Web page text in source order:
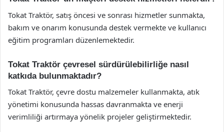
Tokat Traktör, satış öncesi ve sonrası hizmetler sunmakta,
bakım ve onarım konusunda destek vermekte ve kullanıcı
eğitim programları düzenlemektedir.
Tokat Traktör çevresel sürdürülebilirliğe nasıl
katkıda bulunmaktadır?
Tokat Traktör, çevre dostu malzemeler kullanmakta, atık
yönetimi konusunda hassas davranmakta ve enerji
verimliliği artırmaya yönelik projeler geliştirmektedir.